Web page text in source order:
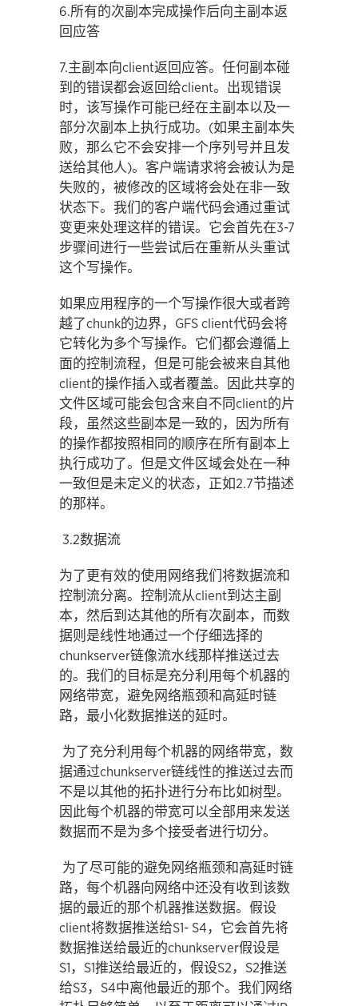
6.所有的次副本完成操作后向主副本返
回应答
7.主副本向client返回应答。任何副本碰
到的错误都会返回给client。出现错误
时，该写操作可能已经在主副本以及一
部分次副本上执行成功。(如果主副本失
败，那么它不会安排一个序列号并且发
送给其他人)。客户端请求将会被认为是
失败的，被修改的区域将会处在非一致
状态下。我们的客户端代码会通过重试
变更来处理这样的错误。它会首先在3-7
步骤间进行一些尝试后在重新从头重试
这个写操作。
如果应用程序的一个写操作很大或者跨
越了chunk的边界，GFS client代码会将
它转化为多个写操作。它们都会遵循上
面的控制流程，但是可能会被来自其他
client的操作插入或者覆盖。因此共享的
文件区域可能会包含来自不同client的片
段，虽然这些副本是一致的，因为所有
的操作都按照相同的顺序在所有副本上
执行成功了。但是文件区域会处在一种
一致但是未定义的状态，正如2.7节描述
的那样。
3.2数据流
为了更有效的使用网络我们将数据流和
控制流分离。控制流从client到达主副
本，然后到达其他的所有次副本，而数
据则是线性地通过一个仔细选择的
chunkserver链像流水线那样推送过去
的。我们的目标是充分利用每个机器的
网络带宽，避免网络瓶颈和高延时链
路，最小化数据推送的延时。
为了充分利用每个机器的网络带宽，数
据通过chunkserver链线性的推送过去而
不是以其他的拓扑进行分布比如树型。
因此每个机器的带宽可以全部用来发送
数据而不是为多个接受者进行切分。
为了尽可能的避免网络瓶颈和高延时链
路，每个机器向网络中还没有收到该数
据的最近的那个机器推送数据。假设
client将数据推送给S1- S4，它会首先将
数据推送给最近的chunkserver假设是
S1，S1推送给最近的，假设S2，S2推送
给S3，S4中离他最近的那个。我们网络